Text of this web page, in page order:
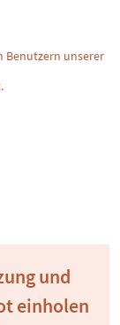
Benutzern unserer
und
einholen